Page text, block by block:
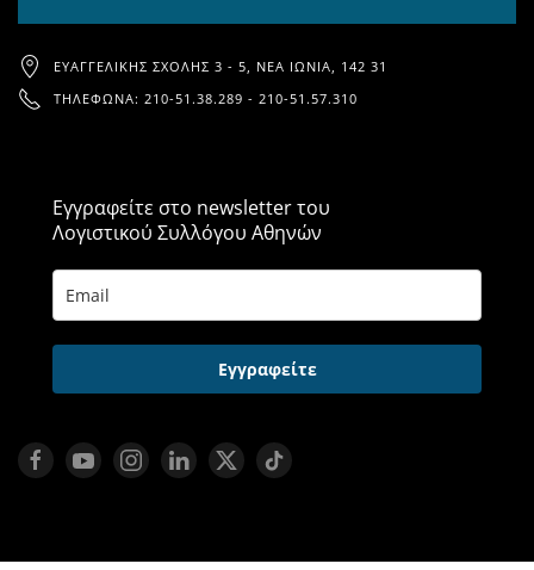
ΕΥΑΓΓΕΛΙΚΉΣ ΣΧΟΛΉΣ 3 - 5, ΝΈΑ ΙΩΝΊΑ, 142 31
ΤΗΛΈΦΩΝΑ: 210-51.38.289 - 210-51.57.310
Εγγραφείτε στο newsletter του
Λογιστικού Συλλόγου Αθηνών
Εγγραφείτε